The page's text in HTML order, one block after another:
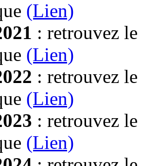
(Lien)
: retrouvez
(Lien)
: retrouvez
(Lien)
: retrouvez
(Lien)